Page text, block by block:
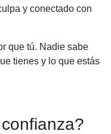
y conectado con
que tú. Nadie sabe
tienes y lo que estás